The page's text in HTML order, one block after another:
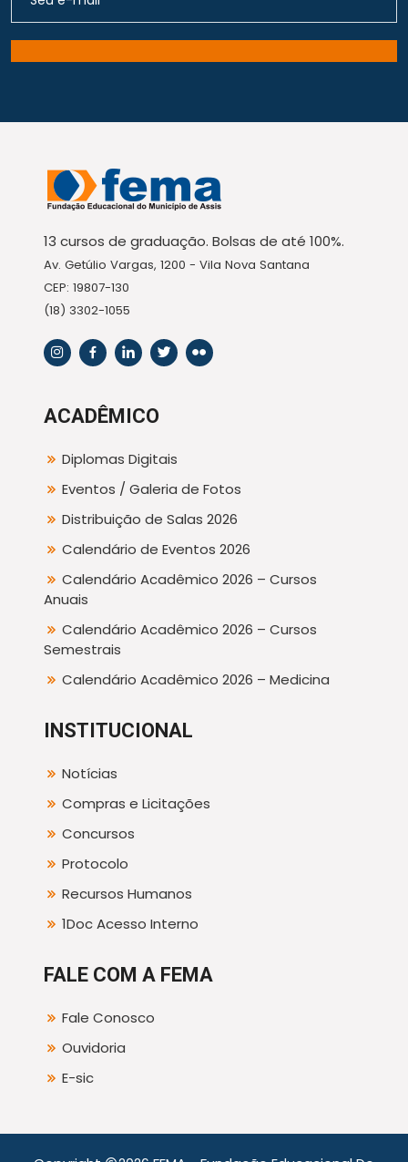
13 cursos de graduação. Bolsas de até 100%.
Av. Getúlio Vargas, 1200 - Vila Nova Santana
CEP: 19807-130
(18) 3302-1055
ACADÊMICO
Diplomas Digitais
Eventos / Galeria de Fotos
Distribuição de Salas 2026
Calendário de Eventos 2026
Calendário Acadêmico 2026 – Cursos
Anuais
Calendário Acadêmico 2026 – Cursos
Semestrais
Calendário Acadêmico 2026 – Medicina
INSTITUCIONAL
Notícias
Compras e Licitações
Concursos
Protocolo
Recursos Humanos
1Doc Acesso Interno
FALE COM A FEMA
Fale Conosco
Ouvidoria
E-sic